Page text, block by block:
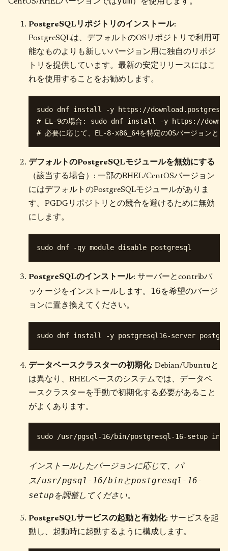
CentOS/RHELバージョンでは ）を使用します。
PostgreSQLリポジトリのインストール:
PostgreSQLは、デフォルトのOSリポジトリで利用可
能なものよりも新しいバージョン用に独自のリポジ
トリを提供しています。最新の安定リリースにはこ
れを使用することをお勧めします。
sudo dnf install -y https://
# EL-9の場合: sudo dnf install -y https://
デフォルトのPostgreSQLモジュールを無効にする
（該当する場合）: 一部のRHEL/CentOSバージョン
にはデフォルトのPostgreSQLモジュールがありま
す。PGDGリポジトリとの競合を避けるために無効
にします。
PostgreSQLのインストール: サーバーとcontribパ
ッケージをインストールします。
16を希望のバージ
ョンに置き換えてください。
データベースクラスターの初期化: Debian/Ubuntuと
は異なり、RHELベースのシステムでは、データベ
ースクラスターを手動で初期化する必要があること
がよくあります。
インストールしたバージョンに応じて、パ
ス/usr/pgsql-16/bin とpostgresql-16-
setupを調整してください。
PostgreSQLサービスの起動と有効化: サービスを起
動し、起動時に起動するように構成します。